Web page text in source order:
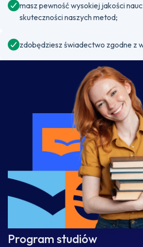
masz pewność wysokiej jakości
skuteczności naszych metod;
zdobędziesz świadectwo zgodne z
Program studiów